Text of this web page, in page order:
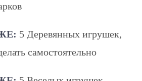
5 Деревянных игрушек,
самостоятельно